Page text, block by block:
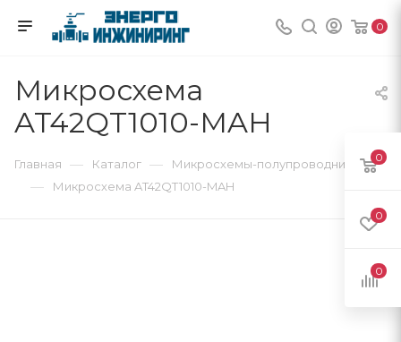
0
Микросхема
AT42QT1010-MAH
Главная — Каталог — Микросхемы-полупроводники
— Микросхема AT42QT1010-MAH
0
0
0